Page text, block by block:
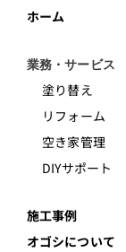
ホーム
業務・サービス
塗り替え
リフォーム
空き家管理
DIYサポート
施工事例
オゴシについて